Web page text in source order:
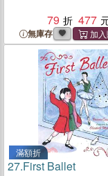
79
477
無庫存
滿額折
27.First Ballet